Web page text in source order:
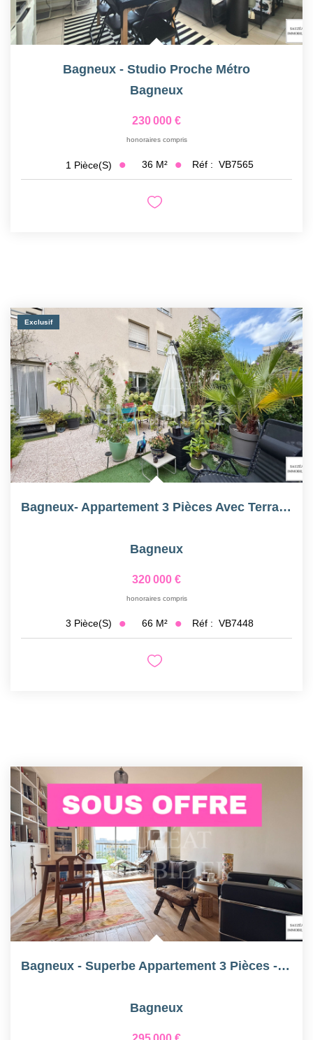
Bagneux - Studio Proche Métro
Bagneux
230 000 €
honoraires compris
1 Pièce(s) 36 M² Réf : VB7565
Exclusif
Bagneux- Appartement 3 Pièces Avec Terrasse De 60 M2
Bagneux
320 000 €
honoraires compris
3 Pièce(s) 66 M² Réf : VB7448
Bagneux - Superbe Appartement 3 Pièces - Au Pied Du Métro 4...
Bagneux